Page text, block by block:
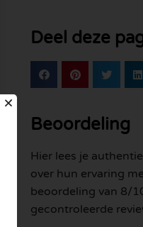
Deel deze
Beoordeling
Hier lees je
over hun ervaring
beoordeling van 8/
gecontroleerde